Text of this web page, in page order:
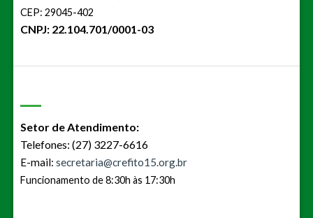
CEP: 29045-402
CNPJ: 22.104.701/0001-03
Setor de Atendimento:
Telefones: (27) 3227-6616
E-mail: secretaria@crefito15.org.br
Funcionamento de 8:30h às 17:30h